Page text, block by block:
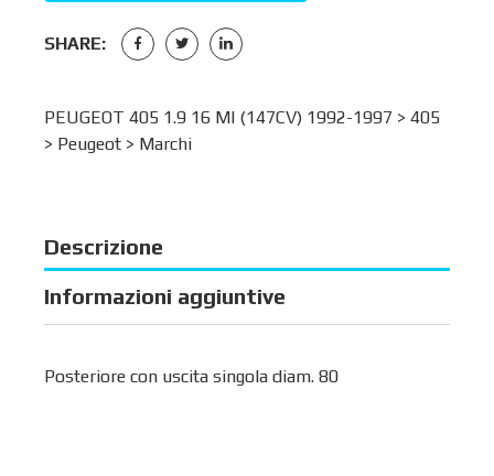
SHARE:
PEUGEOT 405 1.9 16 MI (147CV) 1992-1997 > 405
> Peugeot > Marchi
Descrizione
Informazioni aggiuntive
Posteriore con uscita singola diam. 80